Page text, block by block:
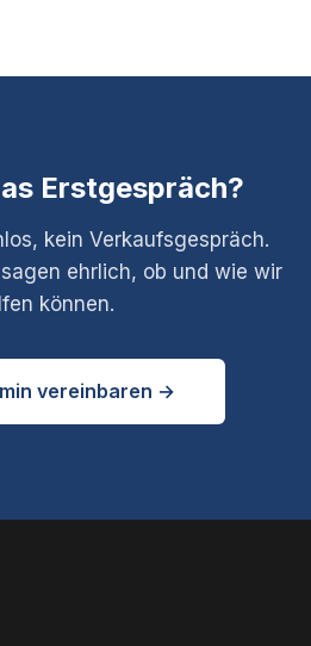
Erstgespräch?
kein Verkaufsgespräch.
ehrlich, ob und wie wir
können.
vereinbaren →